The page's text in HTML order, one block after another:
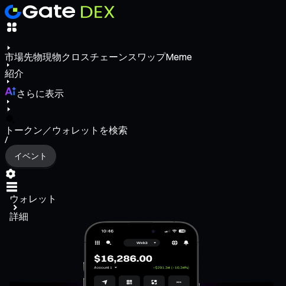
市場先物現物クロスチェーンスワップMeme
紹介
さらに表示
トークン／ウォレットを検索
/
イベント
ウォレット
詳細